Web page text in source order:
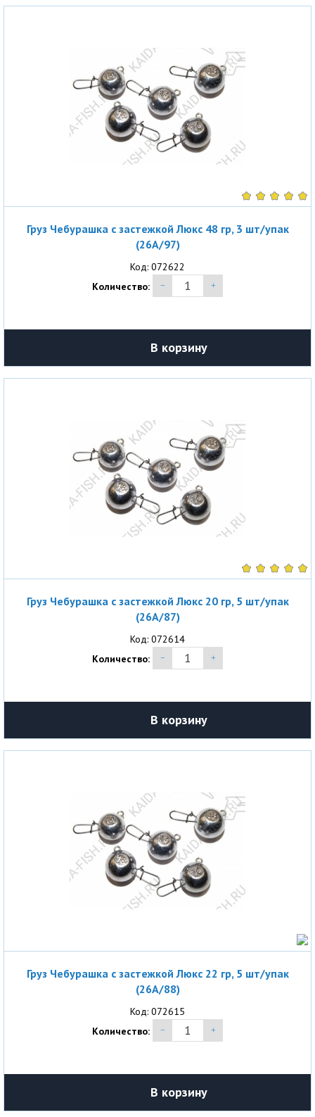
Груз Чебурашка с застежкой Люкс 48 гр, 3 шт/упак
(26A/97)
Код: 072622
Количество:
В корзину
Груз Чебурашка с застежкой Люкс 20 гр, 5 шт/упак
(26A/87)
Код: 072614
Количество:
В корзину
Груз Чебурашка с застежкой Люкс 22 гр, 5 шт/упак
(26A/88)
Код: 072615
Количество:
В корзину